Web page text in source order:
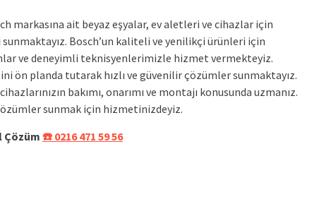
markasına ait beyaz eşyalar, ev aletleri ve cihazlar için
Bosch’un kaliteli ve yenilikçi ürünleri için
ve deneyimli teknisyenlerimizle hizmet vermekteyiz.
ön planda tutarak hızlı ve güvenilir çözümler sunmaktayız.
bakımı, onarımı ve montajı konusunda uzmanız.
sunmak için hizmetinizdeyiz.
Çözüm ☎️ 0216 471 59 56